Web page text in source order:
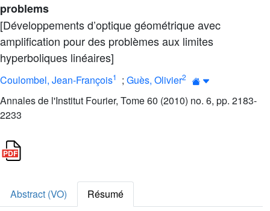
problems
[Développements d’optique géométrique avec
amplification pour des problèmes aux limites
hyperboliques linéaires]
Coulombel, Jean-François1 ; Guès, Olivier2
Annales de l'Institut Fourier, Tome 60 (2010) no. 6, pp. 2183-
2233
Abstract (VO)
Résumé